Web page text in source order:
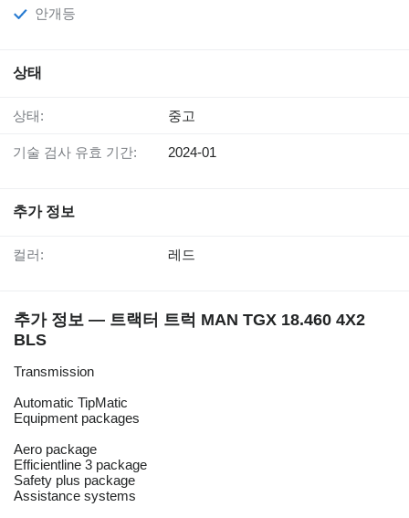
안개등
상태
상태: 중고
기술 검사 유효 기간: 2024-01
추가 정보
컬러: 레드
추가 정보 — 트랙터 트럭 MAN TGX 18.460 4X2
BLS
Transmission
Automatic TipMatic
Equipment packages
Aero package
Efficientline 3 package
Safety plus package
Assistance systems